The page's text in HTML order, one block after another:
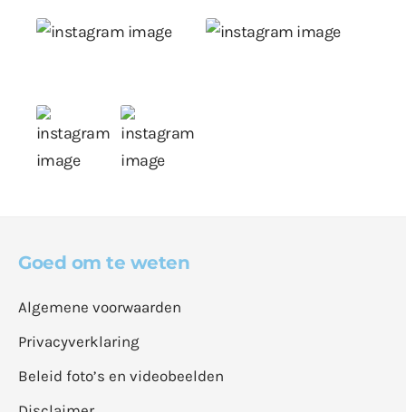
Goed om te weten
Algemene voorwaarden
Privacyverklaring
Beleid foto’s en videobeelden